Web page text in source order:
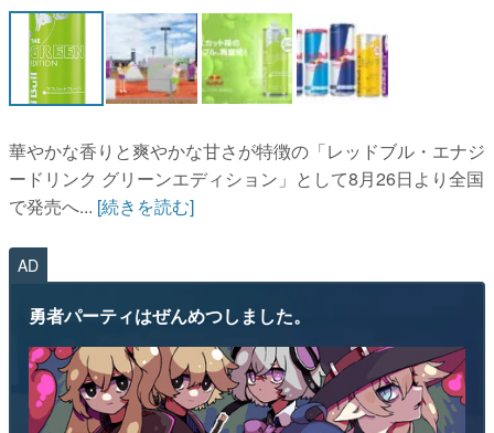
華やかな香りと爽やかな甘さが特徴の「レッドブル・エナジ
ードリンク グリーンエディション」として8月26日より全国
で発売へ... [続きを読む]
AD
勇者パーティはぜんめつしました。